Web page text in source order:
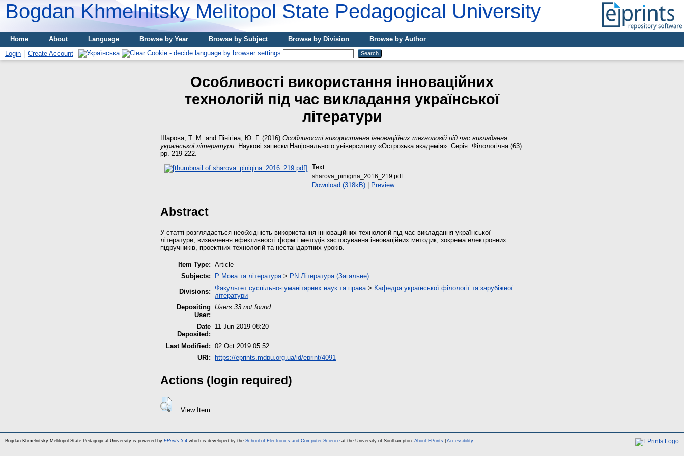
Bogdan Khmelnitsky Melitopol State Pedagogical University
Home About Language Browse by Year Browse by Subject Browse by Division
Browse by Author
Login
Create Account
Особливості використання інноваційних
технологій під час викладання української
літератури
Шарова, Т. М. and Пінігіна, Ю. Г. (2016) Особливості використання інноваційних технологій під час викладання
української літератури. Наукові записки Національного університету «Острозька академія». Серія: Філологічна (63).
pp. 219-222.
Text
sharova_pinigina_2016_219.pdf
Download (318kB)| Preview
Abstract
У статті розглядається необхідність використання інноваційних технологій під час викладання української
літератури; визначення ефективності форм і методів застосування інноваційних методик, зокрема електронних
підручників, проектних технологій та нестандартних уроків.
Item Type: Article
Subjects:
P Мова та література> PN Література (Загальне)
Divisions: Факультет суспільно-гуманітарних наук та права> Кафедра української філології та зарубіжної
літератури
Depositing
User:
Users 33 not found.
Date
Deposited:
11 Jun 2019 08:20
Last Modified: 02 Oct 2019 05:52
URI:
https://eprints.mdpu.org.ua/id/eprint/4091
Actions (login required)
View Item
Bogdan Khmelnitsky Melitopol State Pedagogical University is powered by EPrints 3.4 which is developed by the School of Electronics and Computer Science at the University of Southampton. About EPrints Accessibility